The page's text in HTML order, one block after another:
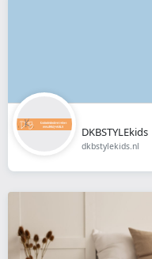
DKBSTYLEkids
dkbstylekids.nl